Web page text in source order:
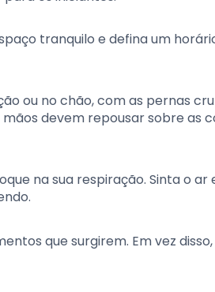
tranquilo e defina um
ou no chão, com as pernas
devem repousar sobre as
na sua respiração. Sinta o ar
que surgirem. Em vez